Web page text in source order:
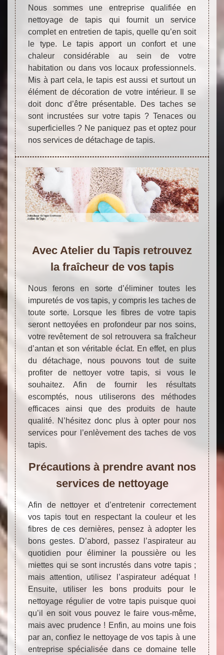
Nous sommes une entreprise qualifiée en
nettoyage de tapis qui fournit un service
complet en entretien de tapis, quelle qu’en soit
le type. Le tapis apport un confort et une
chaleur considérable au sein de votre
habitation ou dans vos locaux professionnels.
Mis à part cela, le tapis est aussi et surtout un
élément de décoration de votre intérieur. Il se
doit donc d’être présentable. Des taches se
sont incrustées sur votre tapis ? Tenaces ou
superficielles ? Ne paniquez pas et optez pour
nos services de détachage de tapis.
Avec Atelier du Tapis retrouvez
la fraîcheur de vos tapis
Nous ferons en sorte d’éliminer toutes les
impuretés de vos tapis, y compris les taches de
toute sorte. Lorsque les fibres de votre tapis
seront nettoyées en profondeur par nos soins,
votre revêtement de sol retrouvera sa fraîcheur
d’antan et son véritable éclat. En effet, en plus
du détachage, nous pouvons tout de suite
profiter de nettoyer votre tapis, si vous le
souhaitez. Afin de fournir les résultats
escomptés, nous utiliserons des méthodes
efficaces ainsi que des produits de haute
qualité. N’hésitez donc plus à opter pour nos
services pour l’enlèvement des taches de vos
tapis.
Précautions à prendre avant nos
services de nettoyage
Afin de nettoyer et d’entretenir correctement
vos tapis tout en respectant la couleur et les
fibres de ces dernières, pensez à adopter les
bons gestes. D’abord, passez l’aspirateur au
quotidien pour éliminer la poussière ou les
miettes qui se sont incrustés dans votre tapis ;
mais attention, utilisez l’aspirateur adéquat !
Ensuite, utiliser les bons produits pour le
nettoyage régulier de votre tapis puisque quoi
qu’il en soit vous pouvez le faire vous-même,
mais avec prudence ! Enfin, au moins une fois
par an, confiez le nettoyage de vos tapis à une
entreprise spécialisée dans ce domaine telle